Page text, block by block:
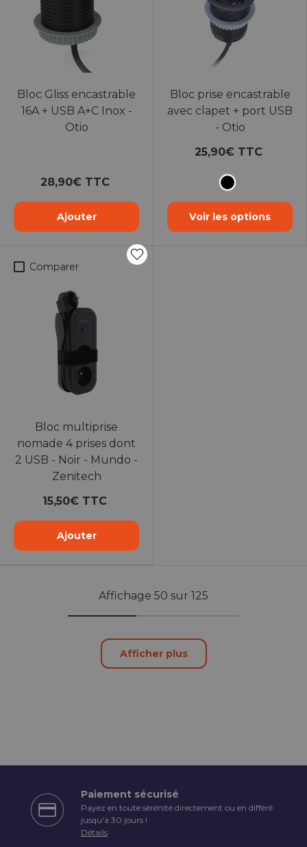
Bloc Gliss encastrable
16A + USB A+C Inox -
Otio
28,90€ TTC
Ajouter
Bloc prise encastrable
avec clapet + port USB
- Otio
25,90€ TTC
Voir les options
Comparer
Bloc multiprise
nomade 4 prises dont
2 USB - Noir - Mundo -
Zenitech
15,50€ TTC
Ajouter
Affichage 50 sur 125
Afficher plus
Paiement sécurisé
Payez en toute sérénité directement ou en différé
jusqu'à 30 jours !
Détails